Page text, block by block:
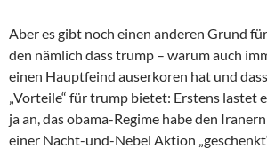
Aber es gibt noch einen anderen Grund
den nämlich dass trump – warum auch
einen Hauptfeind auserkoren hat und
„Vorteile“ für trump bietet: Erstens lastet
ja an, das obama-Regime habe den
einer Nacht-und-Nebel Aktion